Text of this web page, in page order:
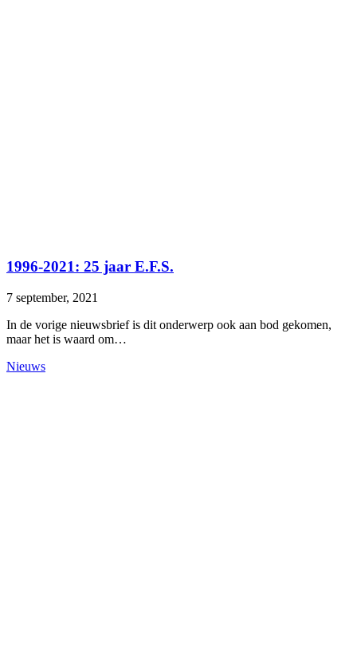
1996-2021: 25 jaar E.F.S.
7 september, 2021
In de vorige nieuwsbrief is dit onderwerp ook aan bod gekomen,
maar het is waard om…
Nieuws